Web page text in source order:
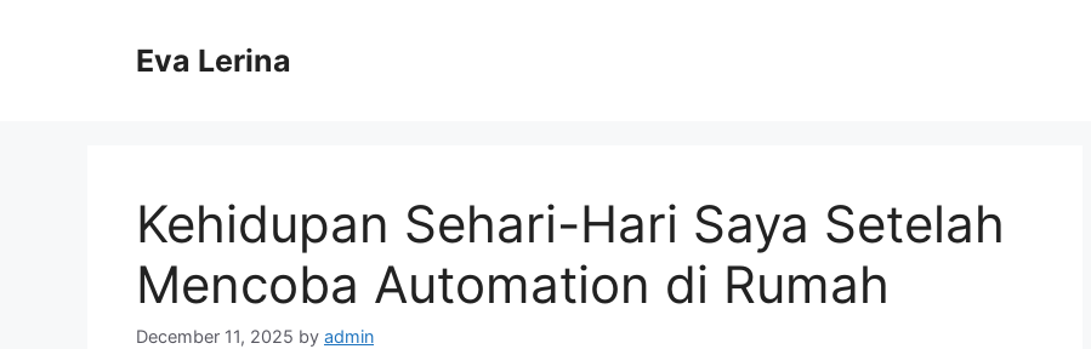
Eva Lerina
Kehidupan Sehari-Hari Saya Setelah
Mencoba Automation di Rumah
December 11, 2025 by admin